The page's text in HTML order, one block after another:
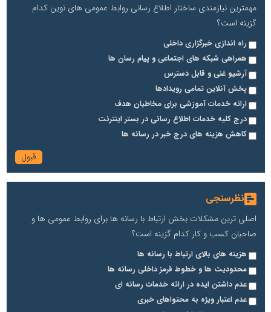
مهمترین نیازمندی ساختار اطلاع رسانی روابط عمومی های نوین کدام
گزینه است؟
راه اندازی خبرگزاری داخلی
همراهی شبکه های اجتماعی و پیام رسان ها
آرشیو غنی و قابل دسترس
پخش آنلاین تمامی رویدادها
ارائه خدمات آموزشی برای مخاطیان هدف
درج کلیه خدمات اطلاع رسانی در بستر اینترنت
کاهش هزینه های درج خبر در رسانه ها
نظرسنجی
اصلی ترین مشکلات بخش ارتباط با رسانه ها برای روابط عمومی ها و
صاحبان کسب و کار کدام گزینه است؟
هزینه های بالای ارتباط با رسانه ها
محدودیت ها و خطوط قرمز داخلی رسانه ها
عدم داشتن ایده در ارائه خدمات رسانه ای
عدم اعتبار ویژه به محتواهای خبری